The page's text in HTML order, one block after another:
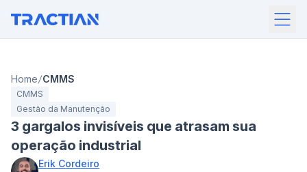
Home CMMS
CMMS
Gestão da Manutenção
3 gargalos invisíveis que atrasam sua
operação industrial
Erik Cordeiro